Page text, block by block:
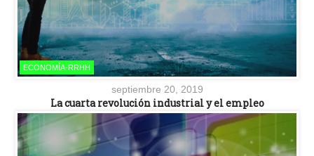
ECONOMÍA-RRHH
septiembre 20, 2019
La cuarta revolución industrial y el empleo